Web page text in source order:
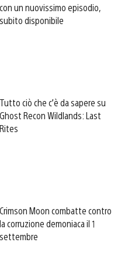
con un nuovissimo episodio,
subito disponibile
Tutto ciò che c’è da sapere su
Ghost Recon Wildlands: Last
Rites
Crimson Moon combatte contro
la corruzione demoniaca il 1
settembre